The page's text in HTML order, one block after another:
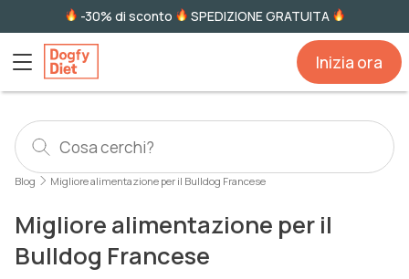
-30% di sconto SPEDIZIONE GRATUITA
Inizia ora
Blog Migliore alimentazione per il Bulldog Francese
Migliore alimentazione per il
Bulldog Francese